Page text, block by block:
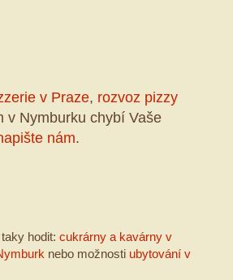
v Praze, rozvoz pizzy
v Nymburku chybí Vaše
nám.
hodit: cukrárny a kavárny v
nebo možnosti ubytování v